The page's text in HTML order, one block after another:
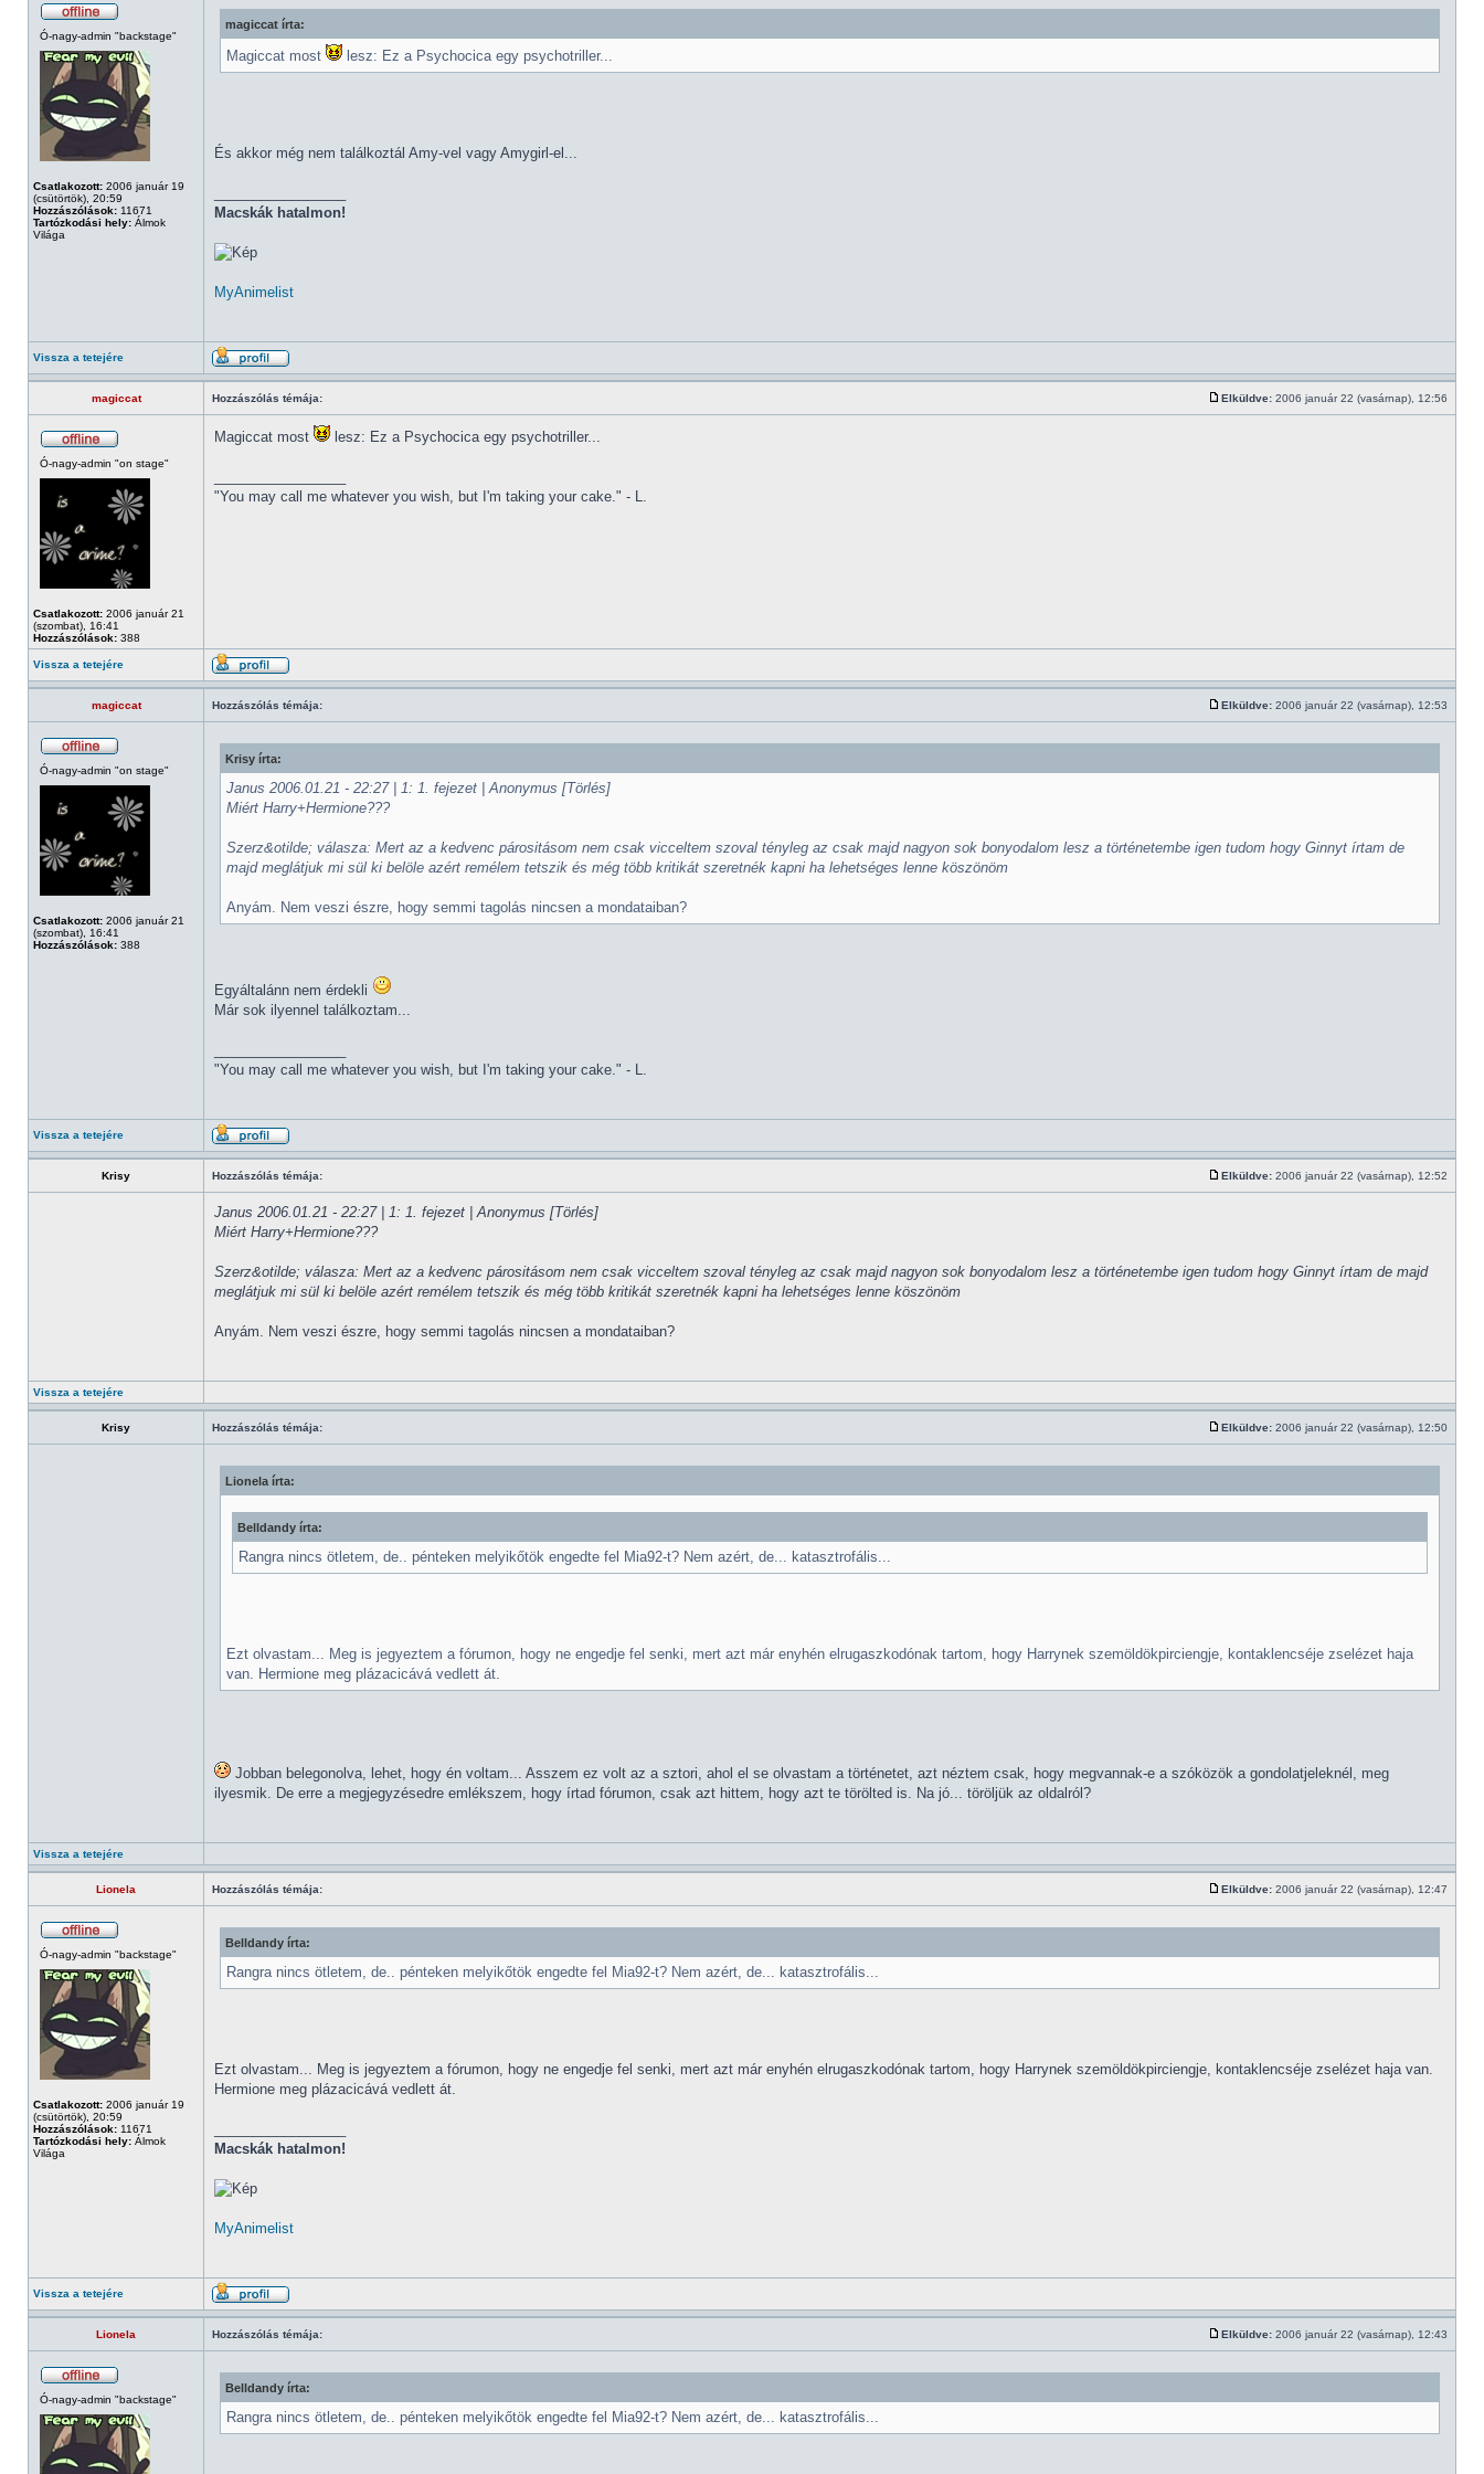
Ó-nagy-admin "backstage"
Csatlakozott: 2006 január 19
(csütörtök), 20:59
Hozzászólások: 11671
Tartózkodási hely: Álmok
Világa
magiccat írta:
Magiccat most lesz: Ez a Psychocica egy psychotriller...
És akkor még nem találkoztál Amy-vel vagy Amygirl-el...
Macskák hatalmon!
MyAnimelist
Vissza a tetejére
magiccat Hozzászólás témája: Elküldve: 2006 január 22 (vasárnap), 12:56
Ó-nagy-admin "on stage"
Csatlakozott: 2006 január 21
(szombat), 16:41
Hozzászólások: 388
Magiccat most lesz: Ez a Psychocica egy psychotriller...
"You may call me whatever you wish, but I'm taking your cake." - L.
Vissza a tetejére
magiccat Hozzászólás témája: Elküldve: 2006 január 22 (vasárnap), 12:53
Ó-nagy-admin "on stage"
Csatlakozott: 2006 január 21
(szombat), 16:41
Hozzászólások: 388
Krisy írta:
Janus 2006.01.21 - 22:27 | 1: 1. fejezet | Anonymus [Törlés]
Miért Harry+Hermione???
Szerz&otilde; válasza: Mert az a kedvenc párositásom nem csak vicceltem szoval tényleg az csak majd nagyon sok bonyodalom lesz a történetembe igen tudom hogy Ginnyt írtam de
majd meglátjuk mi sül ki belöle azért remélem tetszik és még több kritikát szeretnék kapni ha lehetséges lenne köszönöm
Anyám. Nem veszi észre, hogy semmi tagolás nincsen a mondataiban?
Egyáltalánn nem érdekli
Már sok ilyennel találkoztam...
"You may call me whatever you wish, but I'm taking your cake." - L.
Vissza a tetejére
Krisy Hozzászólás témája: Elküldve: 2006 január 22 (vasárnap), 12:52
Janus 2006.01.21 - 22:27 | 1: 1. fejezet | Anonymus [Törlés]
Miért Harry+Hermione???
Szerz&otilde; válasza: Mert az a kedvenc párositásom nem csak vicceltem szoval tényleg az csak majd nagyon sok bonyodalom lesz a történetembe igen tudom hogy Ginnyt írtam de majd
meglátjuk mi sül ki belöle azért remélem tetszik és még több kritikát szeretnék kapni ha lehetséges lenne köszönöm
Anyám. Nem veszi észre, hogy semmi tagolás nincsen a mondataiban?
Vissza a tetejére
Krisy Hozzászólás témája: Elküldve: 2006 január 22 (vasárnap), 12:50
Lionela írta:
Belldandy írta:
Rangra nincs ötletem, de.. pénteken melyikőtök engedte fel Mia92-t? Nem azért, de... katasztrofális...
Ezt olvastam... Meg is jegyeztem a fórumon, hogy ne engedje fel senki, mert azt már enyhén elrugaszkodónak tartom, hogy Harrynek szemöldökpirciengje, kontaklencséje zselézet haja
van. Hermione meg plázacicává vedlett át.
Jobban belegonolva, lehet, hogy én voltam... Asszem ez volt az a sztori, ahol el se olvastam a történetet, azt néztem csak, hogy megvannak-e a szóközök a gondolatjeleknél, meg
ilyesmik. De erre a megjegyzésedre emlékszem, hogy írtad fórumon, csak azt hittem, hogy azt te törölted is. Na jó... töröljük az oldalról?
Vissza a tetejére
Lionela Hozzászólás témája: Elküldve: 2006 január 22 (vasárnap), 12:47
Ó-nagy-admin "backstage"
Csatlakozott: 2006 január 19
(csütörtök), 20:59
Hozzászólások: 11671
Tartózkodási hely: Álmok
Világa
Belldandy írta:
Rangra nincs ötletem, de.. pénteken melyikőtök engedte fel Mia92-t? Nem azért, de... katasztrofális...
Ezt olvastam... Meg is jegyeztem a fórumon, hogy ne engedje fel senki, mert azt már enyhén elrugaszkodónak tartom, hogy Harrynek szemöldökpirciengje, kontaklencséje zselézet haja van.
Hermione meg plázacicává vedlett át.
Macskák hatalmon!
MyAnimelist
Vissza a tetejére
Lionela Hozzászólás témája: Elküldve: 2006 január 22 (vasárnap), 12:43
Ó-nagy-admin "backstage"
Belldandy írta:
Rangra nincs ötletem, de.. pénteken melyikőtök engedte fel Mia92-t? Nem azért, de... katasztrofális...